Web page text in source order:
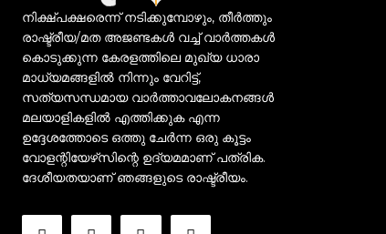
നിക്ഷ്പക്ഷരെന്ന് നടിക്കുമ്പോഴും, തീർത്തും
രാഷ്ട്രീയ/മത അജണ്ടകൾ വച്ച് വാർത്തകൾ
കൊടുക്കുന്ന കേരളത്തിലെ മുഖ്യ ധാരാ
മാധ്യമങ്ങളിൽ നിന്നും വേറിട്ട്,
സത്യസന്ധമായ വാർത്താവലോകനങ്ങൾ
മലയാളികളിൽ എത്തിക്കുക എന്ന
ഉദ്ദേശത്തോടെ ഒത്തു ചേർന്ന ഒരു കൂട്ടം
വോളന്റിയേഴ്‌സിന്റെ ഉദ്യമമാണ് പത്രിക.
ദേശീയതയാണ് ഞങ്ങളുടെ രാഷ്ട്രീയം.